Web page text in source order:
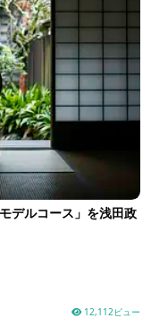
デルコース」を浅田政
12,112ビュー